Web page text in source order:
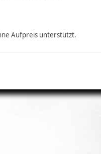
Aufpreis unterstützt.